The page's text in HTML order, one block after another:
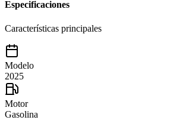
Especificaciones
Características principales
Modelo
2025
Motor
Gasolina